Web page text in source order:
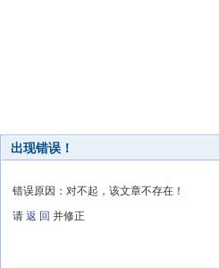
出现错误！
错误原因：对不起，该文章不存在！
请 返 回 并修正